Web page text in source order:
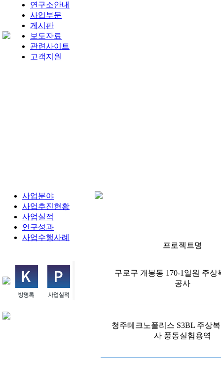
연구소안내
사업부문
게시판
보도자료
관련사이트
고객지원
사업분야
사업추진현황
사업실적
연구성과
사업수행사례
프로젝트명
구로구 개봉동 170-1일원 주상
공사
청주테크노폴리스 S3BL 주상
사 풍동실험용역